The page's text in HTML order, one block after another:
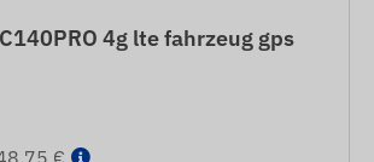
4g lte fahrzeug gps
€